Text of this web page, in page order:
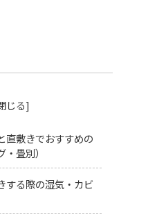
直敷きでおすすめの
畳別）
する際の湿気・カビ